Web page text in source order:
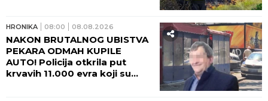
HRONIKA 08:00 08.08.2026
NAKON BRUTALNOG UBISTVA
PEKARA ODMAH KUPILE
AUTO! Policija otkrila put
krvavih 11.000 evra koji su